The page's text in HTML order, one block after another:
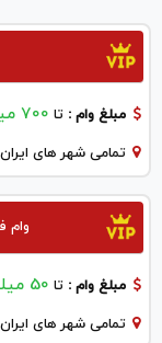
مبلغ وام : تا 700 میلیون
تمامی شهر های ایران
وام
مبلغ وام : تا 50 میلیارد
تمامی شهر های ایران